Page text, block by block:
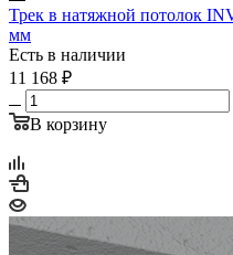
Трек в натяжной потолок
мм
Есть в наличии
11 168 ₽
В корзину